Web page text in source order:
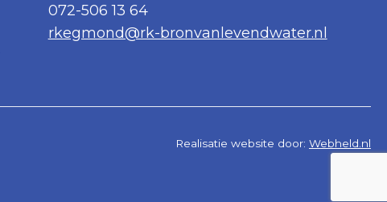
072-506 13 64
rkegmond@rk-bronvanlevendwater.nl
Realisatie website door: Webheld.nl